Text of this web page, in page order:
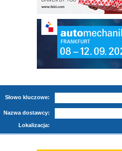
Słowo kluczowe:
Nazwa dostawcy:
Lokalizacja: